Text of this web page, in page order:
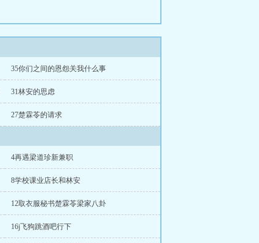
35你们之间的恩怨关我什么事
31林安的思虑
27楚霖苓的请求
4再遇梁道珍新兼职
8学校课业店长和林安
12取衣服秘书楚霖苓梁家八卦
16j飞狗跳酒吧行下